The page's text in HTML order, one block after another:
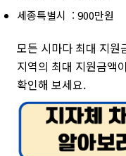
세종특별시 : 900만원
모든 시마다 최대 지원
지역의 최대 지원금액
확인해 보세요.